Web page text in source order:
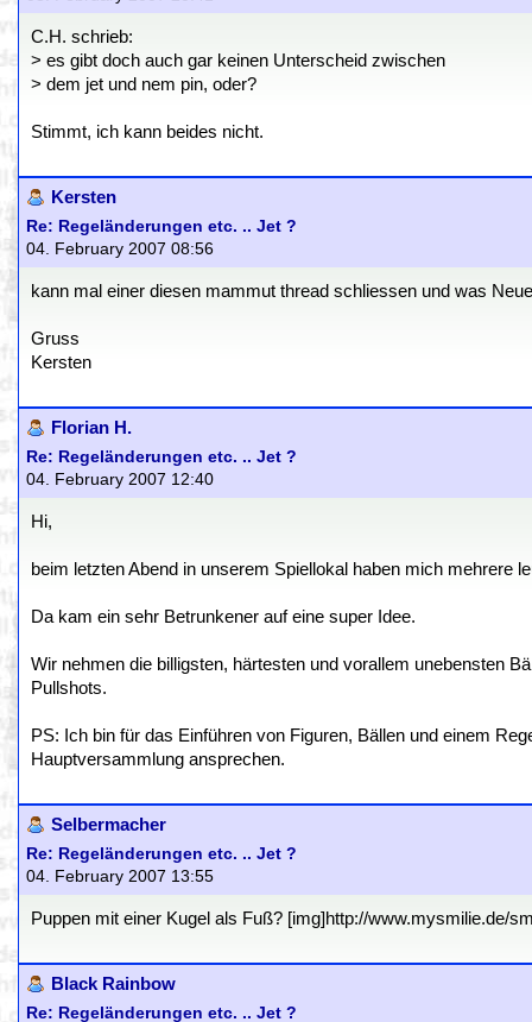
C.H. schrieb:
> es gibt doch auch gar keinen Unterscheid zwischen
> dem jet und nem pin, oder?
Stimmt, ich kann beides nicht.
Kersten
Re: Regeländerungen etc. .. Jet ?
04. February 2007 08:56
kann mal einer diesen mammut thread schliessen und was
Gruss
Kersten
Florian H.
Re: Regeländerungen etc. .. Jet ?
04. February 2007 12:40
Hi,
beim letzten Abend in unserem Spiellokal haben mich mehrere
Da kam ein sehr Betrunkener auf eine super Idee.
Wir nehmen die billigsten, härtesten und vorallem unebensten
Pullshots.
PS: Ich bin für das Einführen von Figuren, Bällen und einem
Hauptversammlung ansprechen.
Selbermacher
Re: Regeländerungen etc. .. Jet ?
04. February 2007 13:55
Puppen mit einer Kugel als Fuß? [img]http://www.mysmilie.de/
Black Rainbow
Re: Regeländerungen etc. .. Jet ?